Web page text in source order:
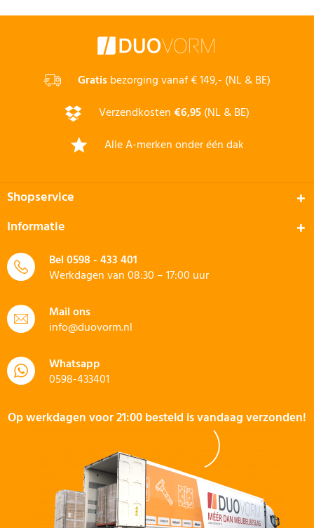
Gratisbezorging vanaf € 149,- (NL & BE)
Verzendkosten€6,95(NL & BE)
Alle A-merken onder één dak
Shopservice
Informatie
Bel0598 - 433 401
Werkdagen van 08:30 – 17:00 uur
Mail ons
info@duovorm.nl
Whatsapp
0598-433401
Op werkdagen voor 21:00 besteld is vandaag verzonden!